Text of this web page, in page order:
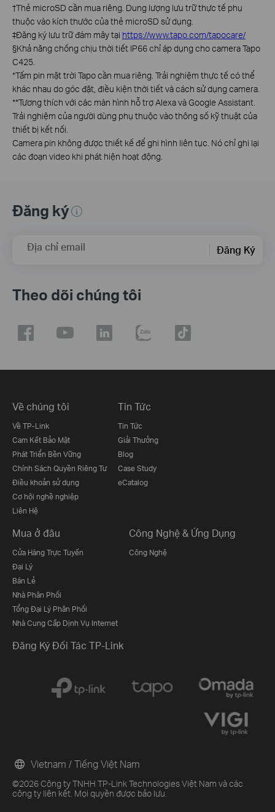
†Thẻ microSD cần mua riêng. Dung lượng lưu trữ thực tế phụ
thuộc vào kích thước của thẻ microSD sử dụng.
‡Đăng ký lưu trữ đám mây tại https://www.tapo.com/tapocare/
§Khả năng chống chịu thời tiết IP66 chỉ áp dụng cho camera Tapo
C425.
*Tấm pin mặt trời Tapo cần mua riêng. Trải nghiệm thực tế có thể
khác nhau do góc đặt, điều kiện thời tiết và cách sử dụng camera.
**Tương thích với các màn hình hỗ trợ Alexa và Google Assistant.
Trải nghiệm của người dùng phụ thuộc vào thông số kỹ thuật của
thiết bị kết nối.
Camera pin không được thiết kế để ghi hình liên tục. Nó chỉ ghi lại
các đoạn video khi phát hiện hoạt động.
Đăng ký
Địa chỉ email Đăng Ký
Theo dõi chúng tôi
Về chúng tôi
Về TP-Link
Cam Kết Bảo Mật
Phát Triển Bền Vững
Chính Sách Quyền Riêng Tư
Điều khoản sử dụng
Cơ hội nghề nghiệp
Liên Hệ
Tin Tức
Tin Tức
Giải Thưởng
Blog
Case Study
eCatalog
Mua ở đâu
Cửa Hàng Trực Tuyến
Đại Lý
Bán Lẻ
Nhà Phân Phối
Tổng Đại Lý Phân Phối
Nhà Cung Cấp Dịnh Vụ Internet
Công Nghệ & Ứng Dụng
Công Nghệ
Đăng Ký Đối Tác TP-Link
©2026 Công ty TNHH TP-Link Technologies Việt Nam và các
công ty liên kết. Mọi quyền được bảo lưu.
Vietnam / Tiếng Việt Nam